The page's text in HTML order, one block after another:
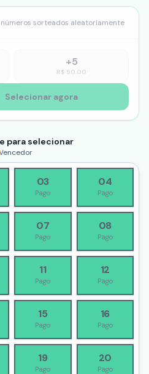
sorteados aleatoriamente
+5
R$ 50.00
Selecionar agora
para selecionar
03
Pago
04
Pago
07
Pago
08
Pago
11
Pago
12
Pago
15
Pago
16
Pago
19
Pago
20
Pago